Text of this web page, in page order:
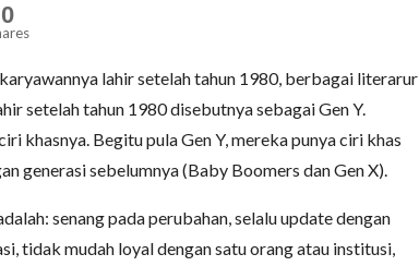
0
lahir setelah tahun 1980, berbagai literarur
setelah tahun 1980 disebutnya sebagai Gen Y.
khasnya. Begitu pula Gen Y, mereka punya ciri khas
generasi sebelumnya (Baby Boomers dan Gen X).
senang pada perubahan, selalu update dengan
tidak mudah loyal dengan satu orang atau institusi,